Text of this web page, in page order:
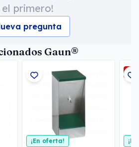
el primero!
pregunta
Gaun®
¡En oferta!
-